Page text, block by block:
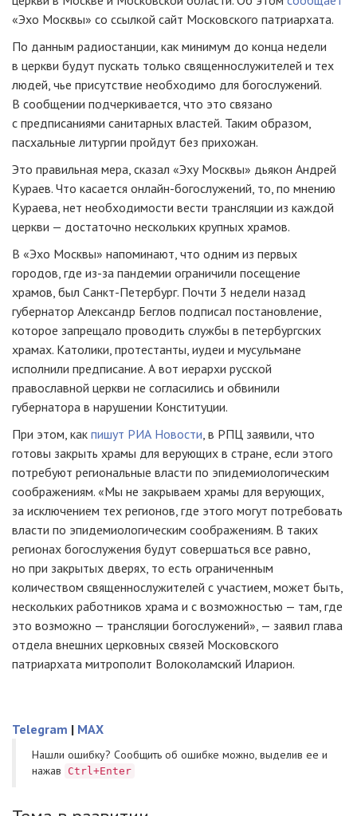
«Эхо Москвы» со ссылкой сайт Московского патриархата.
По данным радиостанции, как минимум до конца недели
в церкви будут пускать только священнослужителей и тех
людей, чье присутствие необходимо для богослужений.
В сообщении подчеркивается, что это связано
с предписаниями санитарных властей. Таким образом,
пасхальные литургии пройдут без прихожан.
Это правильная мера, сказал «Эху Москвы» дьякон Андрей
Кураев. Что касается онлайн-богослужений, то, по мнению
Кураева, нет необходимости вести трансляции из каждой
церкви — достаточно нескольких крупных храмов.
В «Эхо Москвы» напоминают, что одним из первых
городов, где из-за пандемии ограничили посещение
храмов, был Санкт-Петербург. Почти 3 недели назад
губернатор Александр Беглов подписал постановление,
которое запрещало проводить службы в петербургских
храмах. Католики, протестанты, иудеи и мусульмане
исполнили предписание. А вот иерархи русской
православной церкви не согласились и обвинили
губернатора в нарушении Конституции.
При этом, как пишут РИА Новости, в РПЦ заявили, что
готовы закрыть храмы для верующих в стране, если этого
потребуют региональные власти по эпидемиологическим
соображениям. «Мы не закрываем храмы для верующих,
за исключением тех регионов, где этого могут потребовать
власти по эпидемиологическим соображениям. В таких
регионах богослужения будут совершаться все равно,
но при закрытых дверях, то есть ограниченным
количеством священнослужителей с участием, может быть,
нескольких работников храма и с возможностью — там, где
это возможно — трансляции богослужений», — заявил глава
отдела внешних церковных связей Московского
патриархата митрополит Волоколамский Иларион.
Telegram | MAX
Нашли ошибку? Cообщить об ошибке можно, выделив ее и
нажав
Ctrl+Enter